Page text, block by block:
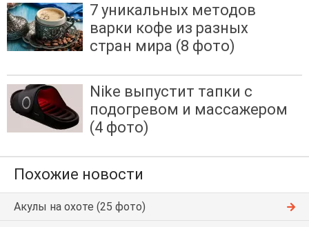
7 уникальных методов
варки кофе из разных
стран мира (8 фото)
Nike выпустит тапки с
подогревом и массажером
(4 фото)
Похожие новости
Акулы на охоте (25 фото)